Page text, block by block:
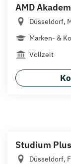
AMD
Düsseldorf,
Marken- &
Vollzeit
Studium
Düsseldorf,